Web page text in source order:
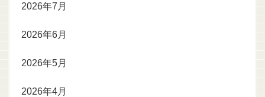
2026年7月
2026年6月
2026年5月
2026年4月